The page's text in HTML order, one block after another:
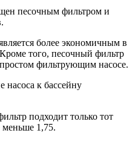
песочным фильтром и
более экономичным в
того, песочный фильтр
фильтрующим насосе.
к бассейну
подходит только тот
меньше 1,75.